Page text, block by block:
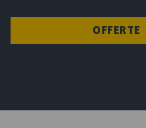
OFFERTE